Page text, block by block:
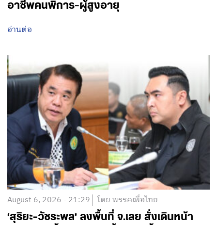
อาชีพคนพิการ-ผู้สูงอายุ
อ่านต่อ
August 6, 2026 - 21:29 โดย พรรคเพื่อไทย
‘สุริยะ-วัชระพล’ ลงพื้นที่ จ.เลย สั่งเดินหน้า